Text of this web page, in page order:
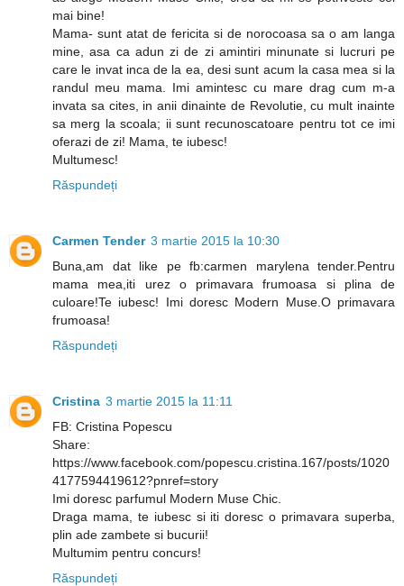
mai bine!
Mama- sunt atat de fericita si de norocoasa sa o am langa
mine, asa ca adun zi de zi amintiri minunate si lucruri pe
care le invat inca de la ea, desi sunt acum la casa mea si la
randul meu mama. Imi amintesc cu mare drag cum m-a
invata sa cites, in anii dinainte de Revolutie, cu mult inainte
sa merg la scoala; ii sunt recunoscatoare pentru tot ce imi
oferazi de zi! Mama, te iubesc!
Multumesc!
Răspundeți
Carmen Tender 3 martie 2015 la 10:30
Buna,am dat like pe fb:carmen marylena tender.Pentru
mama mea,iti urez o primavara frumoasa si plina de
culoare!Te iubesc! Imi doresc Modern Muse.O primavara
frumoasa!
Răspundeți
Cristina 3 martie 2015 la 11:11
FB: Cristina Popescu
Share:
https://www.facebook.com/popescu.cristina.167/posts/1020
4177594419612?pnref=story
Imi doresc parfumul Modern Muse Chic.
Draga mama, te iubesc si iti doresc o primavara superba,
plin ade zambete si bucurii!
Multumim pentru concurs!
Răspundeți